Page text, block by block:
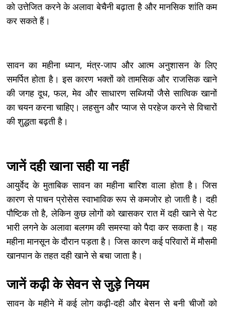
को उत्तेजित करने के अलावा बेचैनी बढ़ाता है और मानसिक शांति कम
कर सकते हैं।
सावन का महीना ध्यान, मंत्र-जाप और आत्म अनुशासन के लिए
समर्पित होता है। इस कारण भक्तों को तामसिक और राजसिक खाने
की जगह दूध, फल, मेव और साधारण सब्जियों जैसे सात्विक खानों
का चयन करना चाहिए। लहसुन और प्याज से परहेज करने से विचारों
की शुद्धता बढ़ती है।
जानें दही खाना सही या नहीं
आयुर्वेद के मुताबिक सावन का महीना बारिश वाला होता है। जिस
कारण से पाचन प्रोसेस स्वाभाविक रूप से कमजोर हो जाती है। दही
पौष्टिक तो है, लेकिन कुछ लोगों को खासकर रात में दही खाने से पेट
भारी लगने के अलावा बलगम की समस्या को पैदा कर सकता है। यह
महीना मानसून के दौरान पड़ता है। जिस कारण कई परिवारों में मौसमी
खानपान के तहत दही खाने से बचा जाता है।
जानें कढ़ी के सेवन से जुड़े नियम
सावन के महीने में कई लोग कढ़ी-दही और बेसन से बनी चीजों को